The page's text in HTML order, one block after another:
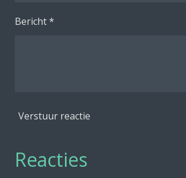
Bericht *
Verstuur reactie
Reacties